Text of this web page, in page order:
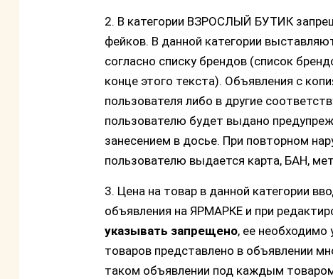
2. В категории ВЗРОСЛЫЙ БУТИК
фейков. В данной категории
согласно списку брендов (список
конце этого текста). Объявления с
пользователя либо в другие
пользователю будет выдано
занесением в досье. При повторном
пользователю выдается карта, БАН,
3. Цена на товар в данной категории
объявления на ЯРМАРКЕ и при
указывать запрещено, ее необходимо
товаров представлено в объявлении
таком объявлении под каждым